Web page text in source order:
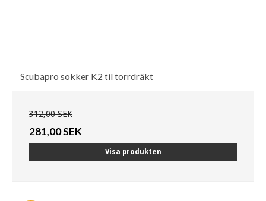
Scubapro sokker K2 til torrdräkt
312,00 SEK
281,00 SEK
Visa produkten